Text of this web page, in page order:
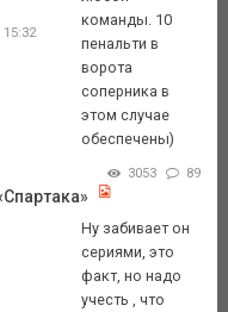
команды. 10
пенальти в
ворота
соперника в
этом случае
обеспечены)
3053 89
Ну забивает он
сериями, это
факт, но надо
учесть , что